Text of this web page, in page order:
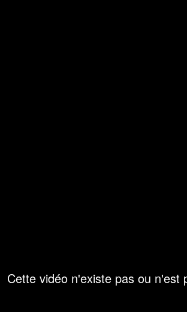
Cette vidéo n'existe pas ou n'est